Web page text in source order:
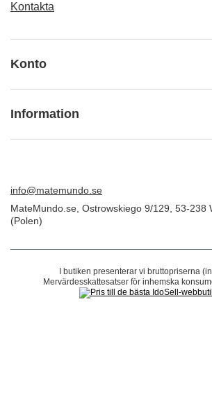
Spårning av paket
Jag vill göra ett klagomål om produkten
Jag vill returnera produkten
Jag vill byta ut produkten